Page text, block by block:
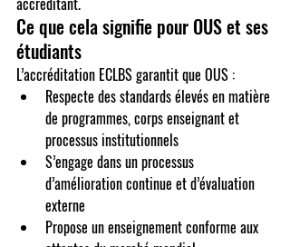
Ce que cela signifie pour OUS et ses
étudiants
L’accréditation ECLBS garantit que OUS :
Respecte des standards élevés en matière
de programmes, corps enseignant et
processus institutionnels
S’engage dans un processus
d’amélioration continue et d’évaluation
externe
Propose un enseignement conforme aux